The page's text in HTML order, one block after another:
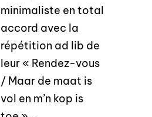
minimaliste en total
accord avec la
répétition ad lib de
leur « Rendez-vous
/ Maar de maat is
vol en m’n kop is